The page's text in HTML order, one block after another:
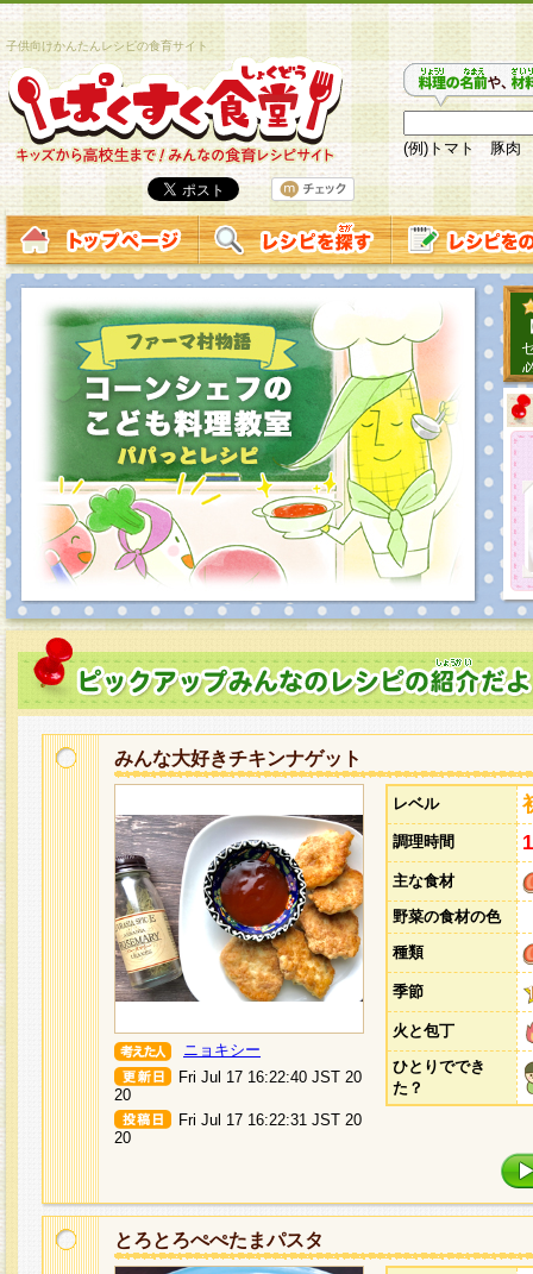
子供向けかんたんレシピの食育サイト
(例)トマト 豚肉
みんな大好きチキンナゲット
ニョキシー
Fri Jul 17 16:22:40 JST 20
20
Fri Jul 17 16:22:31 JST 20
20
レベル
調理時間
主な食材
野菜の食材の色
種類
季節
火と包丁
ひとりででき
た？
とろとろぺぺたまパスタ